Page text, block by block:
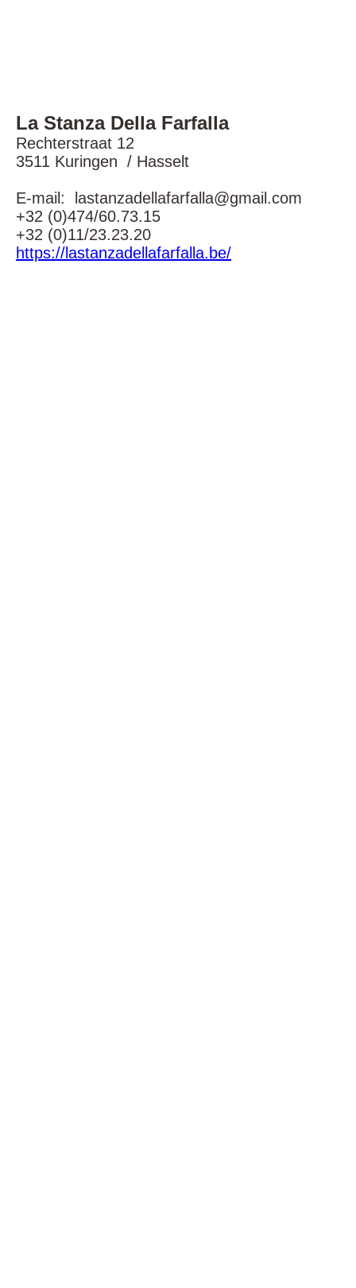
La Stanza Della Farfalla
Rechterstraat 12
3511 Kuringen / Hasselt
E-mail: lastanzadellafarfalla@gmail.com
+32 (0)474/60.73.15
+32 (0)11/23.23.20
https://lastanzadellafarfalla.be/